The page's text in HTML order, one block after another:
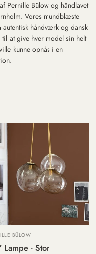
Pernille Bülow og håndlavet
Vores mundblæste
håndværk og dansk
at give hver model sin helt
kunne opnås i en
BÜLOW
Lampe - Stor